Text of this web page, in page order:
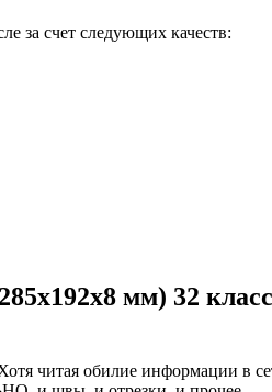
за счет следующих качеств:
мм) 32 класс
читая обилие информации в